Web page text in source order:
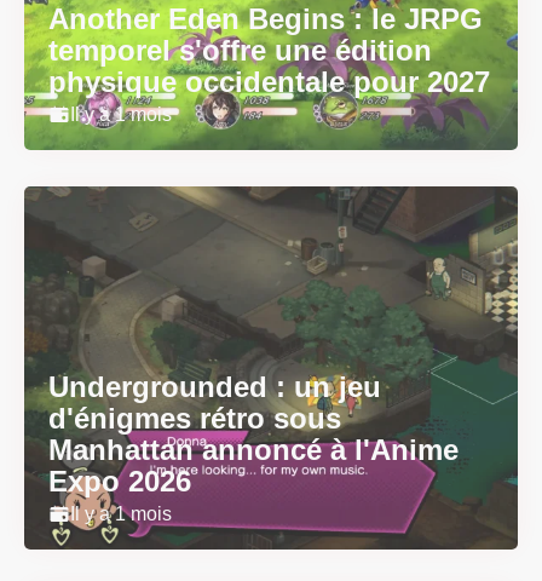
Another Eden Begins : le JRPG
temporel s'offre une édition
physique occidentale pour 2027
Il y a 1 mois
Undergrounded : un jeu
d'énigmes rétro sous
Manhattan annoncé à l'Anime
Expo 2026
Il y a 1 mois